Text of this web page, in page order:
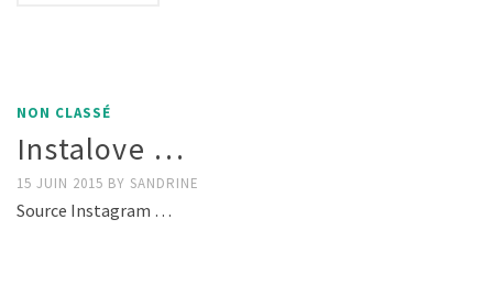
NON CLASSÉ
Instalove …
15 JUIN 2015 BY SANDRINE
Source Instagram …